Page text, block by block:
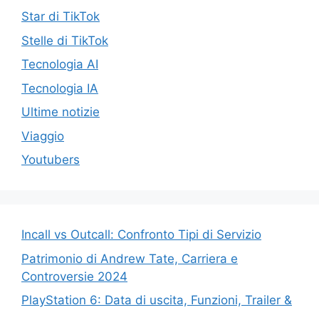
Star di TikTok
Stelle di TikTok
Tecnologia AI
Tecnologia IA
Ultime notizie
Viaggio
Youtubers
Incall vs Outcall: Confronto Tipi di Servizio
Patrimonio di Andrew Tate, Carriera e
Controversie 2024
PlayStation 6: Data di uscita, Funzioni, Trailer &